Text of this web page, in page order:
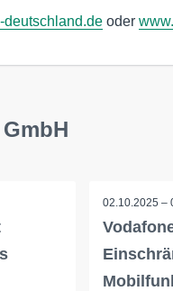
deutschland.de oder
02.10.2025 –